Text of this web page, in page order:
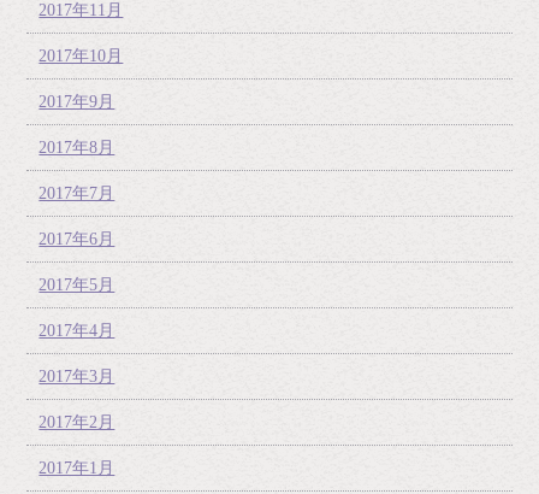
2017年11月
2017年10月
2017年9月
2017年8月
2017年7月
2017年6月
2017年5月
2017年4月
2017年3月
2017年2月
2017年1月